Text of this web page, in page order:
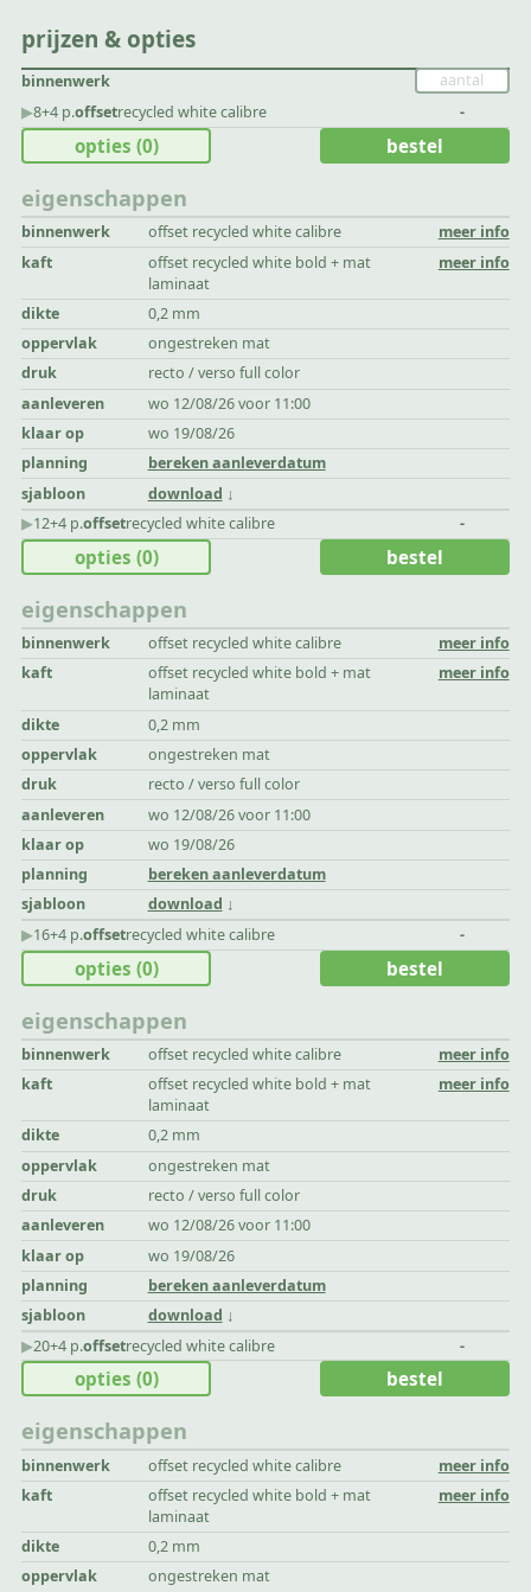
prijzen & opties
binnenwerk
▶︎8+4 p.offsetrecycled white calibre -
eigenschappen
binnenwerk offset recycled white calibre
meer info
kaft
offset recycled white bold + mat
laminaat
meer info
dikte
0,2 mm
oppervlak
ongestreken mat
druk
recto / verso full color
aanleveren
wo 12/08/26 voor 11:00
klaar op
wo 19/08/26
planning
bereken aanleverdatum
sjabloon
download
opties (0) bestel
▶︎12+4 p.offsetrecycled white calibre -
eigenschappen
binnenwerk offset recycled white calibre
meer info
kaft
offset recycled white bold + mat
laminaat
meer info
dikte
0,2 mm
oppervlak
ongestreken mat
druk
recto / verso full color
aanleveren
wo 12/08/26 voor 11:00
klaar op
wo 19/08/26
planning
bereken aanleverdatum
sjabloon
download
opties (0) bestel
▶︎16+4 p.offsetrecycled white calibre -
eigenschappen
binnenwerk offset recycled white calibre
meer info
kaft
offset recycled white bold + mat
laminaat
meer info
dikte
0,2 mm
oppervlak
ongestreken mat
druk
recto / verso full color
aanleveren
wo 12/08/26 voor 11:00
klaar op
wo 19/08/26
planning
bereken aanleverdatum
sjabloon
download
opties (0) bestel
▶︎20+4 p.offsetrecycled white calibre -
eigenschappen
binnenwerk offset recycled white calibre
meer info
kaft
offset recycled white bold + mat
laminaat
meer info
dikte
0,2 mm
oppervlak
ongestreken mat
opties (0) bestel